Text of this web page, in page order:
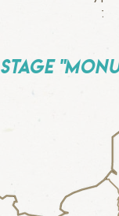
:
Stage